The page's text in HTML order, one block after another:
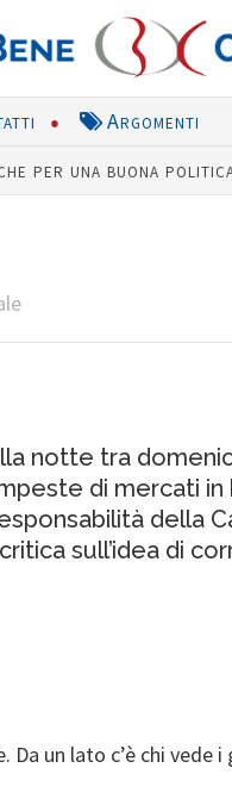
Argomenti
per una buona
notte tra
di mercati
della
sull’idea di
un lato c’è chi vede